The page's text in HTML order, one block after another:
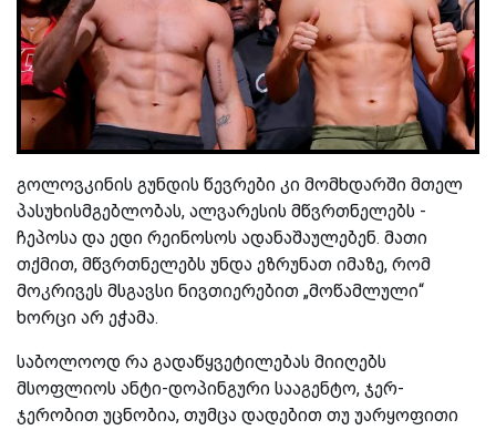
გოლოვკინის გუნდის წევრები კი მომხდარში მთელ
პასუხისმგებლობას, ალვარესის მწვრთნელებს -
ჩეპოსა და ედი რეინოსოს ადანაშაულებენ. მათი
თქმით, მწვრთნელებს უნდა ეზრუნათ იმაზე, რომ
მოკრივეს მსგავსი ნივთიერებით „მოწამლული“
ხორცი არ ეჭამა.
საბოლოოდ რა გადაწყვეტილებას მიიღებს
მსოფლიოს ანტი-დოპინგური სააგენტო, ჯერ-
ჯერობით უცნობია, თუმცა დადებით თუ უარყოფითი